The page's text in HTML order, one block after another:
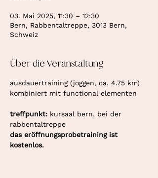
03. Mai 2025, 11:30 – 12:30
Bern, Rabbentaltreppe, 3013 Bern,
Schweiz
Über die Veranstaltung
ausdauertraining (joggen, ca. 4.75 km)
kombiniert mit functional elementen
treffpunkt: kursaal bern, bei der
rabbentaltreppe
das eröffnungsprobetraining ist
kostenlos.